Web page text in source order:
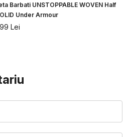
Barbati UNSTOPPABLE WOVEN Half
Under Armour
Lei